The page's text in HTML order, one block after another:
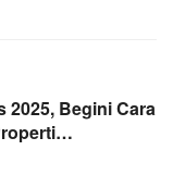
2025, Begini Cara